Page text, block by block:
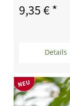
9,35 € *
Details